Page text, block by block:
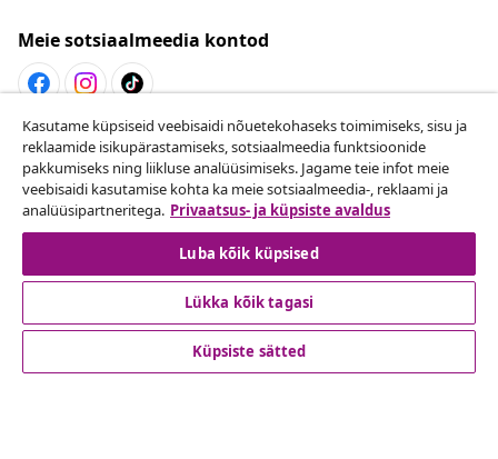
Meie sotsiaalmeedia kontod
Lepingust taganemine
Esita oma tellimuse kohta tagastamissoov.
Lepingust taganemine
Klienditeenindus
Kasutame küpsiseid veebisaidi nõuetekohaseks toimimiseks, sisu ja
reklaamide isikupärastamiseks, sotsiaalmeedia funktsioonide
pakkumiseks ning liikluse analüüsimiseks. Jagame teie infot meie
veebisaidi kasutamise kohta ka meie sotsiaalmeedia-, reklaami ja
analüüsipartneritega. Privaatsus- ja küpsiste avaldus
Luba kõik küpsised
Lükka kõik tagasi
Küpsiste sätted